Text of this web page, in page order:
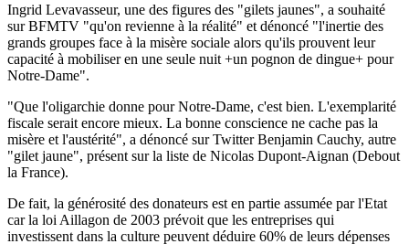
Ingrid Levavasseur, une des figures des "gilets jaunes", a souhaité
sur BFMTV "qu'on revienne à la réalité" et dénoncé "l'inertie des
grands groupes face à la misère sociale alors qu'ils prouvent leur
capacité à mobiliser en une seule nuit +un pognon de dingue+ pour
Notre-Dame".
"Que l'oligarchie donne pour Notre-Dame, c'est bien. L'exemplarité
fiscale serait encore mieux. La bonne conscience ne cache pas la
misère et l'austérité", a dénoncé sur Twitter Benjamin Cauchy, autre
"gilet jaune", présent sur la liste de Nicolas Dupont-Aignan (Debout
la France).
De fait, la générosité des donateurs est en partie assumée par l'Etat
car la loi Aillagon de 2003 prévoit que les entreprises qui
investissent dans la culture peuvent déduire 60% de leurs dépenses